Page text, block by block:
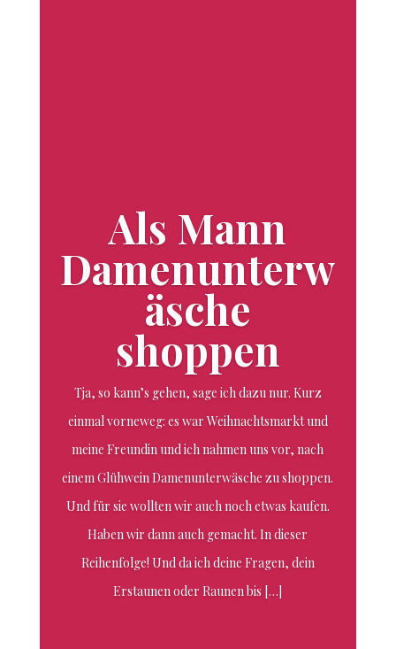
Als Mann
Damenunterw
äsche
shoppen
Tja, so kann’s gehen, sage ich dazu nur. Kurz
einmal vorneweg: es war Weihnachtsmarkt und
meine Freundin und ich nahmen uns vor, nach
einem Glühwein Damenunterwäsche zu shoppen.
Und für sie wollten wir auch noch etwas kaufen.
Haben wir dann auch gemacht. In dieser
Reihenfolge! Und da ich deine Fragen, dein
Erstaunen oder Raunen bis […]